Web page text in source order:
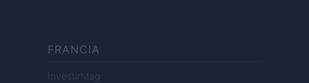
FRANCIA
InvestirMag